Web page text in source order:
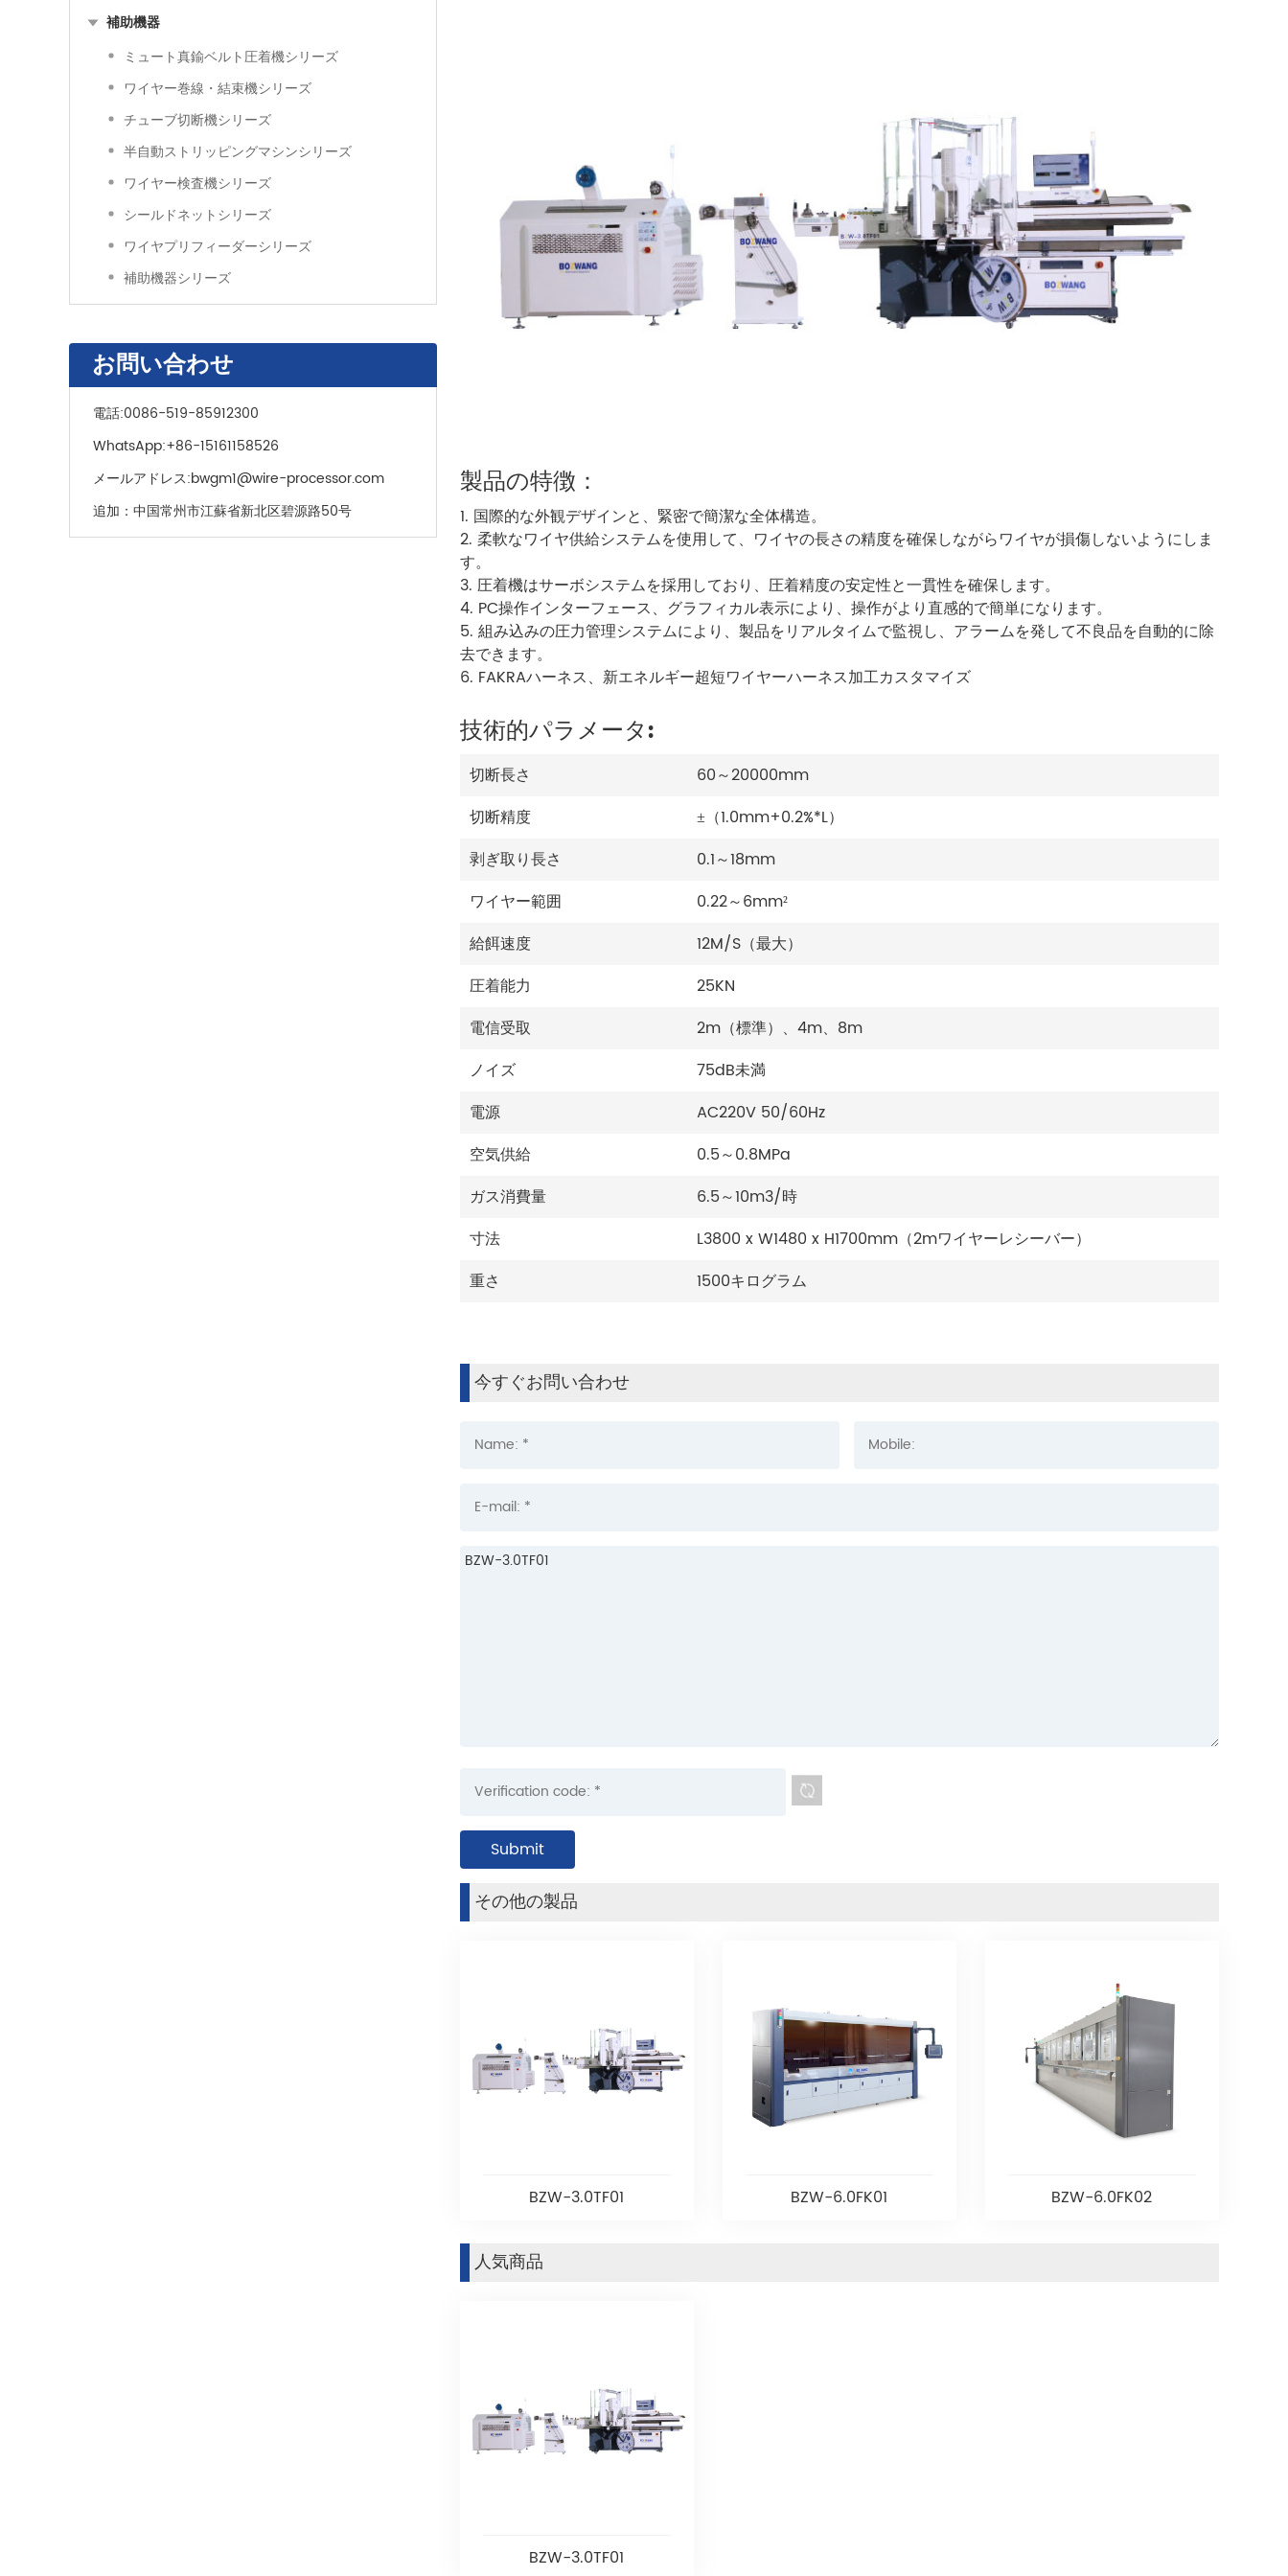
補助機器
ミュート真鍮ベルト圧着機シリーズ
ワイヤー巻線・結束機シリーズ
チューブ切断機シリーズ
半自動ストリッピングマシンシリーズ
ワイヤー検査機シリーズ
シールドネットシリーズ
ワイヤプリフィーダーシリーズ
補助機器シリーズ
お問い合わせ
電話:0086-519-85912300
WhatsApp:+86-15161158526
メールアドレス:bwgm1@wire-processor.com
追加： 中国常州市江蘇省新北区碧源路50号
製品の特徴：
1. 国際的な外観デザインと、緊密で簡潔な全体構造。
2. 柔軟なワイヤ供給システムを使用して、ワイヤの長さの精度を確保しながらワイヤが損傷しないようにしま
す。
3. 圧着機はサーボシステムを採用しており、圧着精度の安定性と一貫性を確保します。
4. PC操作インターフェース、グラフィカル表示により、操作がより直感的で簡単になります。
5. 組み込みの圧力管理システムにより、製品をリアルタイムで監視し、アラームを発して不良品を自動的に除
去できます。
6. FAKRAハーネス、新エネルギー超短ワイヤーハーネス加工カスタマイズ
技術的パラメータ:
切断長さ
60～20000mm
切断精度
±（1.0mm+0.2%*L）
剥ぎ取り長さ
0.1～18mm
ワイヤー範囲
0.22～6mm²
給餌速度
12M/S（最大）
圧着能力
25KN
電信受取
2m（標準）、4m、8m
ノイズ
75dB未満
電源
AC220V 50/60Hz
空気供給
0.5～0.8MPa
ガス消費量
6.5～10m3/時
寸法
L3800 x W1480 x H1700mm（2mワイヤーレシーバー）
重さ
1500キログラム
今すぐお問い合わせ
その他の製品
BZW-3.0TF01 BZW-6.0FK01 BZW-6.0FK02
人気商品
BZW-3.0TF01